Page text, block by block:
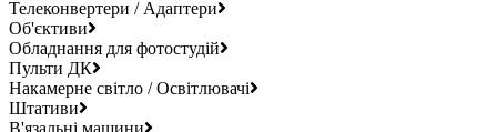
Телеконвертери / Адаптери
Об'єктиви
Обладнання для фотостудій
Пульти ДК
Накамерне світло / Освітлювачі
Штативи
В'язальні машини